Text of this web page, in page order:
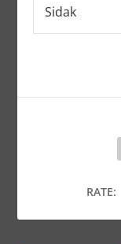
Sidak
RATE: